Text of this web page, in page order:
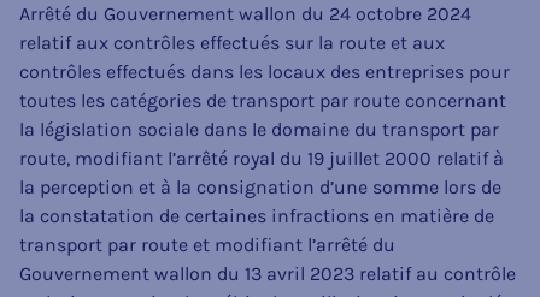
Arrêté du Gouvernement wallon du 24 octobre 2024
relatif aux contrôles effectués sur la route et aux
contrôles effectués dans les locaux des entreprises pour
toutes les catégories de transport par route concernant
la législation sociale dans le domaine du transport par
route, modifiant l’arrêté royal du 19 juillet 2000 relatif à
la perception et à la consignation d’une somme lors de
la constatation de certaines infractions en matière de
transport par route et modifiant l’arrêté du
Gouvernement wallon du 13 avril 2023 relatif au contrôle